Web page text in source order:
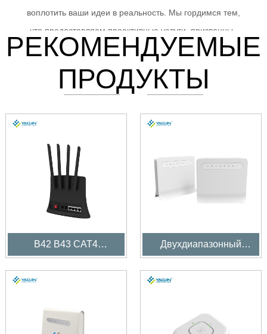
воплотить ваши идеи в реальность. Мы гордимся тем,
что предоставляем проактивные услуги, призванные
обеспечить постоянное удовлетворение ваших
наших услуг, чтобы клиенты всегда считали нас
делаем, и мы с нетерпением ждем возможности вам
РЕКОМЕНДУЕМЫЕ
ПРОДУКТЫ
B42 B43 CAT4
Внутренний LTE CPE
Двухдиапазонный
маршрутизатор для